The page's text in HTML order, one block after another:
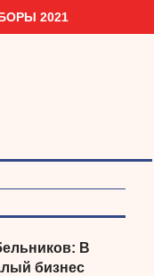
2021
В
бизнес